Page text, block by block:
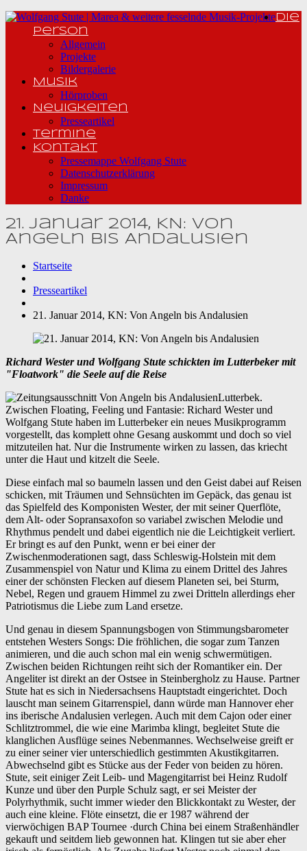
Die
Person
Allgemein
Projekte
Bildergalerie
Musik
Hörproben
Neuigkeiten
Presseartikel
Termine
Kontakt
Pressemappe Wolfgang Stute
Datenschutzerklärung
Impressum
Danke
21. Januar 2014, KN: Von
Angeln bis Andalusien
Startseite
Presseartikel
21. Januar 2014, KN: Von Angeln bis Andalusien
Richard Wester und Wolfgang Stute schickten im Lutterbeker mit
"Floatwork" die Seele auf die Reise
Lutterbek.
Zwischen Floating, Feeling und Fantasie: Richard Wester und
Wolfgang Stute haben im Lutterbeker ein neues Musikprogramm
vorgestellt, das komplett ohne Gesang auskommt und doch so viel
mitzuteilen hat. Nur die Instrumente wirken zu lassen, das kriecht
unter die Haut und kitzelt die Seele.
Diese einfach mal so baumeln lassen und den Geist dabei auf Reisen
schicken, mit Träumen und Sehnsüchten im Gepäck, das genau ist
das Spielfeld des Komponisten Wester, der mit seiner Querflöte,
dem Alt- oder Sopransaxofon so variabel zwischen Melodie und
Rhythmus pendelt und dabei eigentlich nie die Leichtigkeit verliert.
Er bringt es auf den Punkt, wenn er bei einer der
Zwischenmoderationen sagt, dass Schleswig-Holstein mit dem
Zusammenspiel von Natur und Klima zu einem Drittel des Jahres
einer der schönsten Flecken auf diesem Planeten sei, bei Sturm,
Nebel, Regen und grauem Himmel zu zwei Dritteln allerdings eher
Patriotismus die Liebe zum Land ersetze.
Und genau in diesem Spannungsbogen von Stimmungsbarometer
entstehen Westers Songs: Die fröhlichen, die sogar zum Tanzen
animieren, und die auch schon mal ein wenig schwermütigen.
Zwischen beiden Richtungen reiht sich der Romantiker ein. Der
Angeliter ist direkt an der Ostsee in Steinbergholz zu Hause. Partner
Stute hat es sich in Niedersachsens Hauptstadt eingerichtet. Doch
lauscht man seinem Gitarrenspiel, dann würde man Hannover eher
ins iberische Andalusien verlegen. Auch mit dem Cajon oder einer
Schlitztrommel, die wie eine Marimba klingt, begleitet Stute die
klanglichen Ausflüge seines Nebenmannes. Wechselweise greift er
zu einer seiner vier unterschiedlich gestimmten Akustikgitarren.
Abwechselnd gibt es Stücke aus der Feder von beiden zu hören.
Stute, seit einiger Zeit Leib- und Magengitarrist bei Heinz Rudolf
Kunze und über den Purple Schulz sagt, er sei Meister der
Polyrhythmik, sucht immer wieder den Blickkontakt zu Wester, der
auch eine kleine. Flöte einsetzt, die er 1987 während der
vierwöchigen BAP Tournee ·durch China bei einem Straßenhändler
gekauft und seitdem lieb gewonnen hat. Klingen tut sie aber eher